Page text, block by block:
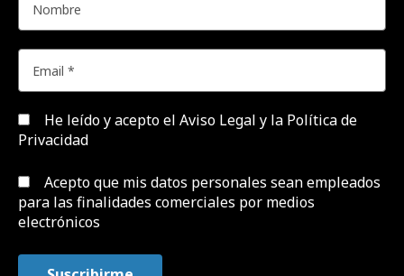
He leído y acepto el Aviso Legal y la Política de
Privacidad
Acepto que mis datos personales sean empleados
para las finalidades comerciales por medios
electrónicos